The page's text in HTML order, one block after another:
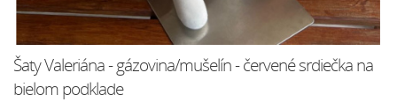
Šaty Valeriána - gázovina/mušelín - červené srdiečka na
bielom podklade